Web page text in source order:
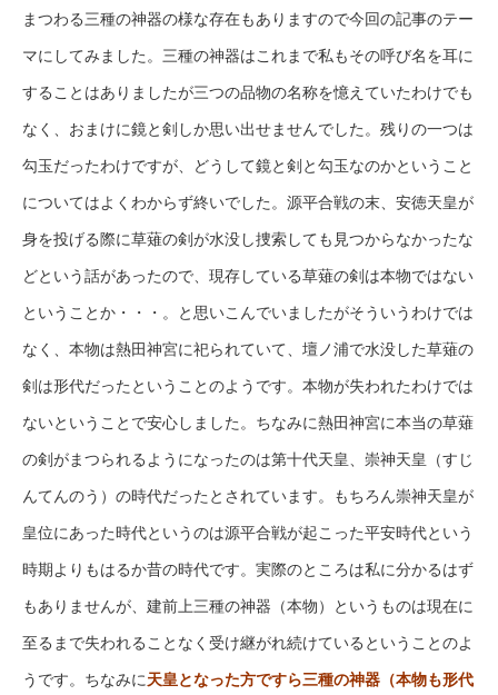
まつわる三種の神器の様な存在もありますので今回の記事のテー
マにしてみました。三種の神器はこれまで私もその呼び名を耳に
することはありましたが三つの品物の名称を憶えていたわけでも
なく、おまけに鏡と剣しか思い出せませんでした。残りの一つは
勾玉だったわけですが、どうして鏡と剣と勾玉なのかということ
についてはよくわからず終いでした。源平合戦の末、安徳天皇が
身を投げる際に草薙の剣が水没し捜索しても見つからなかったな
どという話があったので、現存している草薙の剣は本物ではない
ということか・・・。と思いこんでいましたがそういうわけでは
なく、本物は熱田神宮に祀られていて、壇ノ浦で水没した草薙の
剣は形代だったということのようです。本物が失われたわけでは
ないということで安心しました。ちなみに熱田神宮に本当の草薙
の剣がまつられるようになったのは第十代天皇、崇神天皇（すじ
んてんのう）の時代だったとされています。もちろん崇神天皇が
皇位にあった時代というのは源平合戦が起こった平安時代という
時期よりもはるか昔の時代です。実際のところは私に分かるはず
もありませんが、建前上三種の神器（本物）というものは現在に
至るまで失われることなく受け継がれ続けているということのよ
うです。ちなみに天皇となった方ですら三種の神器（本物も形代